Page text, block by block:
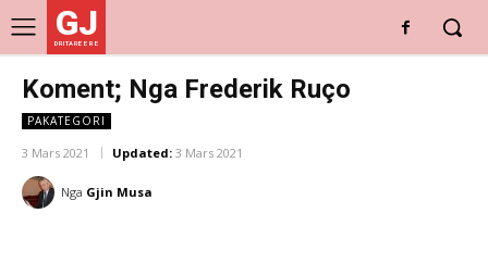
GJ
DRITARE E RE
Koment; Nga Frederik Ruço
PAKATEGORI
3 Mars 2021 Updated: 3 Mars 2021
Nga Gjin Musa